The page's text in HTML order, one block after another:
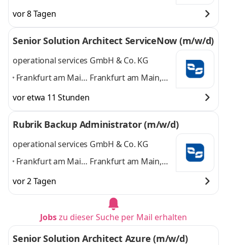
vor 8 Tagen
Senior Solution Architect ServiceNow (m/w/d)
operational services GmbH & Co. KG
Frankfurt am Main,
Hamburg,
Leinfelden-
Echterdingen,
München,
Nürnberg,
Frankfurt am Main,
Echterdingen,
München, Nürnberg
und 5 weitere
vor etwa 11 Stunden
Rubrik Backup Administrator (m/w/d)
operational services GmbH & Co. KG
Frankfurt am Main,
Hamburg,
Leinfelden-
München,
Nürnberg,
Frankfurt am Main,
Echterdingen,
München, Nürnberg
und 5 weitere
vor 2 Tagen
Jobszu dieser Suche per Mail erhalten
Senior Solution Architect Azure (m/w/d)